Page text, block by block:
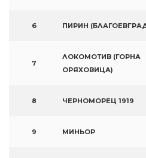
6 ПИРИН
7
ЛОКОМОТИВ (ГОРНА
ОРЯХОВИЦА)
8 ЧЕРНОМОРЕЦ 1919
9 МИНЬОР